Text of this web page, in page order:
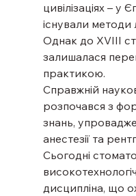
цивілізаціях – у
існували методи
Однак до XVIII
залишалася
практикою.
Справжній
розпочався з
знань,
анестезії та
Сьогодні
дисципліна, що